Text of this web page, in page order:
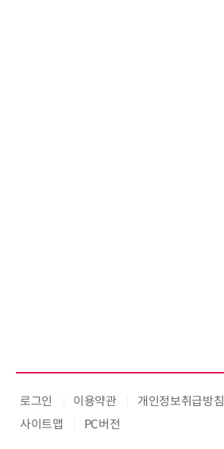
로그인 이용약관 개인정보취급방침
사이트맵
PC버전